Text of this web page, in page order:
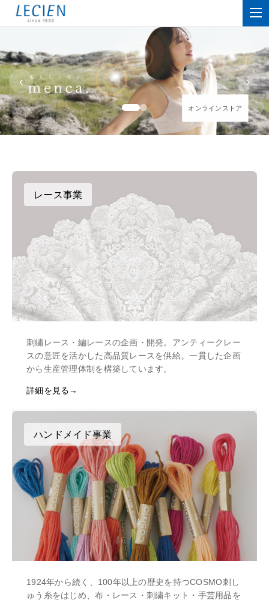
オンラインストア
オンラインストア
‹ ›
レース事業
刺繍レース・編レースの企画・開発。アンティークレー
スの意匠を活かした高品質レースを供給。一貫した企画
から生産管理体制を構築しています。
詳細を見る
ハンドメイド事業
1924年から続く、100年以上の歴史を持つCOSMO刺し
ゅう糸をはじめ、布・レース・刺繍キット・手芸用品を